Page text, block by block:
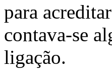
para
contava-se
ligação.